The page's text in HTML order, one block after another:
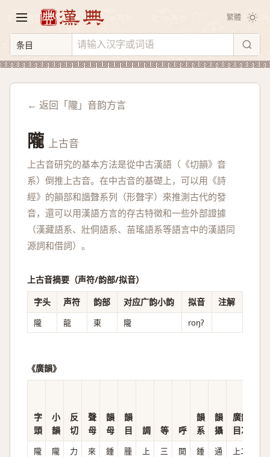
繁體
← 返回「隴」音韵方言
隴 上古音
上古音研究的基本方法是從中古漢語（《切韻》音
系）倒推上古音。在中古音的基礎上，可以用《詩
經》的韻部和諧聲系列（形聲字）來推測古代的發
音，還可以用漢語方言的存古特徵和一些外部證據
（漢藏語系、壯侗語系、苗瑤語系等語言中的漢語同
源詞和借詞）。
上古音摘要（声符/韵部/拟音）
字头
声符 韵部 对应广韵小韵 拟音 注解
隴 龍 東 隴 roŋʔ
《廣韻》
字
頭
小
韻
反
切
聲
母
韻
母
韻
目
調 等 呼
韻
系
韻
攝
廣韻
目次
隴 隴
力
來 鍾 腫
上
三
開
鍾 通
上二